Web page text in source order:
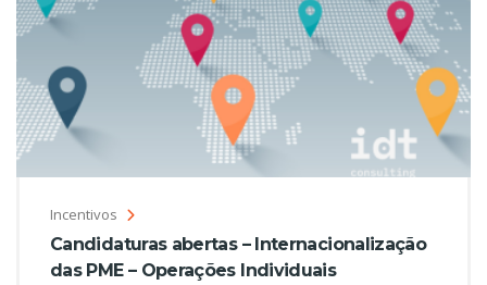
Incentivos
Candidaturas abertas – Internacionalização
das PME – Operações Individuais